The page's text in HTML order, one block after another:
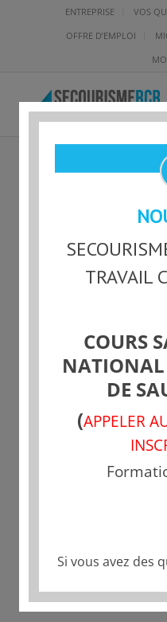
ENTREPRISE VOS
OFFRE D’EMPLOI
TRAVAIL
COURS
NATIONAL
DE
(APPELER
Si vous avez des